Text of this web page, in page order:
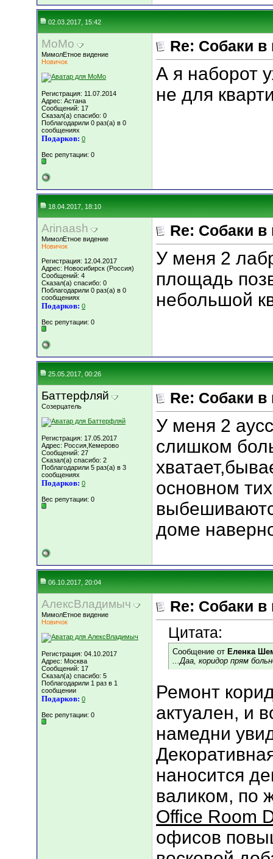
02.03.2017, 15:42
MoMo
МимолЕтное видение
Новичок
Регистрация: 11.07.2014
Адрес: Астана
Сообщений: 17
Сказал(а) спасибо: 0
Поблагодарили 0 раз(а) в 0
сообщениях
Подарков: 0
Вес репутации: 0
Re: Собаки в
А я наборот
не для
18.04.2017, 18:10
Arinaash
МимолЕтное видение
Новичок
Регистрация: 12.04.2017
Адрес: Новосибирск (Россия)
Сообщений: 4
Сказал(а) спасибо: 0
Поблагодарили 0 раз(а) в 0
сообщениях
Подарков: 0
Вес репутации: 0
Re: Собаки в
У меня 2
площадь
небольшой
25.05.2017, 00:26
Баттерфляй
Созерцатель
Регистрация: 17.05.2017
Адрес: Россия,Кемерово
Сообщений: 27
Сказал(а) спасибо: 2
Поблагодарили 5 раз(а) в 3
сообщениях
Подарков: 0
Вес репутации: 0
Re: Собаки в
У меня 2
слишком
основном
доме
06.10.2017, 20:04
АлексВладимыч
МимолЕтное видение
Новичок
Регистрация: 04.10.2017
Адрес: Москва
Сообщений: 17
Сказал(а) спасибо: 5
Поблагодарили 1 раз в 1
сообщении
Подарков: 0
Вес репутации: 0
Re: Собаки в
Цитата:
Сообщение от Еленка
...Даа, коридор прям
Ремонт
актуален, и
намедни
наносится
валиком, по
Office Room
офисов